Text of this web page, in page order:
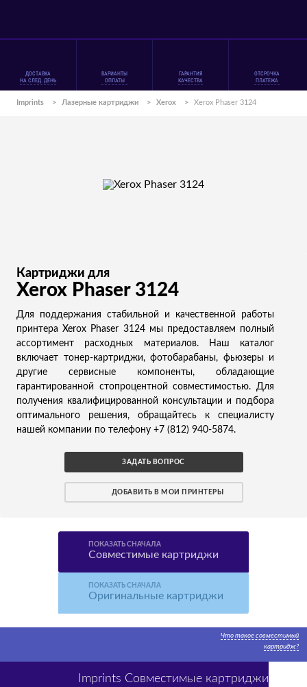
ДОСТАВКА
НА СЛЕД. ДЕНЬ
ВАРИАНТЫ
ОПЛАТЫ
ГАРАНТИЯ
КАЧЕСТВА
ОТСРОЧКА
ПЛАТЕЖА
Imprints > Лазерные картриджи > Xerox > Xerox Phaser 3124
Картриджи для
Xerox Phaser 3124
Для поддержания стабильной и качественной работы
принтера Xerox Phaser 3124 мы предоставляем полный
ассортимент расходных материалов. Наш каталог
включает тонер-картриджи, фотобарабаны, фьюзеры и
другие сервисные компоненты, обладающие
гарантированной стопроцентной совместимостью. Для
получения квалифицированной консультации и подбора
оптимального решения, обращайтесь к специалисту
нашей компании по телефону +7 (812) 940-5874.
ЗАДАТЬ ВОПРОС
ДОБАВИТЬ В МОИ ПРИНТЕРЫ
ПОКАЗАТЬ СНАЧАЛА
Совместимые картриджи
ПОКАЗАТЬ СНАЧАЛА
Оригинальные картриджи
Что такое совместимый
картридж?
Imprints Совместимые картриджи